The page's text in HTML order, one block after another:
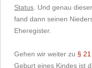
Status . Und genau
fand dann seinen
Eheregister.
Gehen wir weiter zu §
Geburt eines Kindes ist